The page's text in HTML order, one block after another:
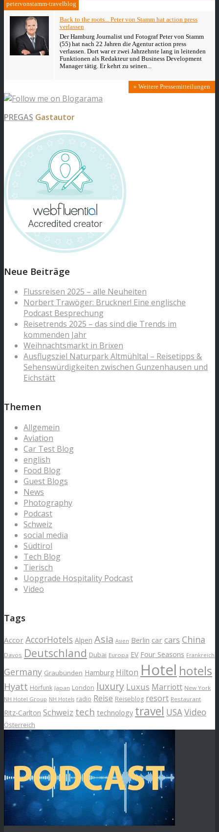
petervonstamm-travelblog
Back to the roots... Peter von Stamm hat action press
verlassen
Der Hamburg Journalist und Fotograf Peter von Stamm
(55) hat nach 22 Jahren die Agentur action press
verlassen. Dort war er zwei Jahrzehnte lang in leitenden
Funktionen als Redakteur und Business Development
Manager tätig. Er kehrt zu seinen...
» Weitere Pressemitteilungen
PREGAS Gastautor
Neue Beiträge
Flussreisen 2025 – alle Neuheiten
Norbert Trawöger: Bruckner! Eine englische
Podcast Besprechung
Reisetrends 2025 – das sind die Trends im
kommenden Jahr
Weihnachtsmarkt in Brixen
Ausflugsziel Naturpark Altmühltal – Reisetipps &
Sehenswürdigkeiten zwischen Gunzenhausen und
Eichstätt
Themen
Allgemein
Aviation
Car Test Blog
english
Food Blog
Guest Blogs
News
Photography
Podcast
Schweiz
social media
Südtirol
Tech Blog
Tierisch
Uopgrade Hospitality Podcast
Video
Tags
Accor AccorHotels Alpen Asia Asien Berlin car cars China
Davos Deutschland Dubai Europa EV Four Seasons Frankreich
Germany Graubünden Hamburg Hilton Hotel hotels
Hyatt Hörfunk Japan London luxury Luxus Marriott New York
NH Hotel Group NH Hotels radio Reise Reiseblog resort Restaurant
Ritz-Carlton Schweiz tech technology travel USAVideo
Österreich